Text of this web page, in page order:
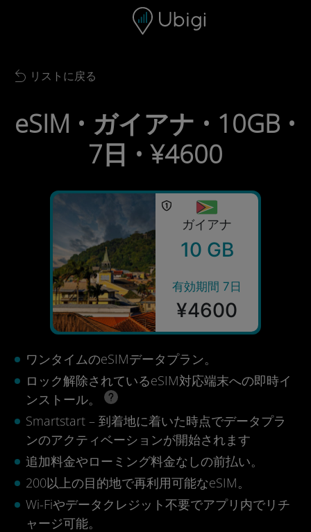
ナビゲーションバー フッター
Back to list
リストに戻る
eSIM • ガイアナ • 10GB •
7日 • ¥4600
ガイアナ
10 GB
有効期間 7日
¥4600
ワンタイムのeSIMデータプラン。
ロック解除されているeSIM対応端末への即時イ
ンストール。
Smartstart – 到着地に着いた時点でデータプラ
ンのアクティベーションが開始されます
追加料金やローミング料金なしの前払い。
200以上の目的地で再利用可能なeSIM。
Wi-Fiやデータクレジット不要でアプリ内でリチ
ャージ可能。